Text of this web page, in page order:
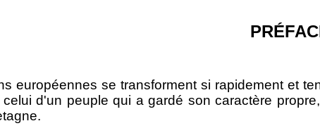
européennes se transforment si rapidement et
d'un peuple qui a gardé son caractère